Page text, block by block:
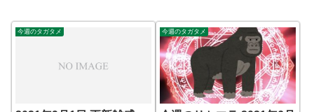
今週のタガタメ 今週のタガタメ